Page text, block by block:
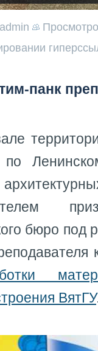
панк
по
бюро под
ВятГУ